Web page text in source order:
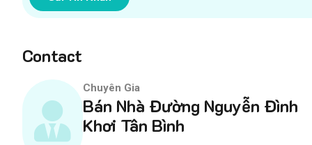
Contact
Chuyên Gia
Bán Nhà Đường Nguyễn Đình
Khơi Tân Bình